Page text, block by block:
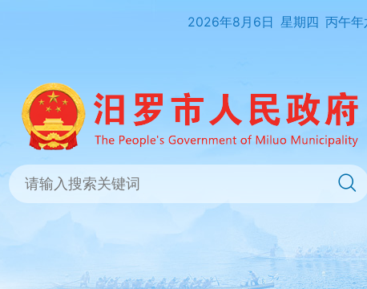
2026年8月6日 星期四 丙午年